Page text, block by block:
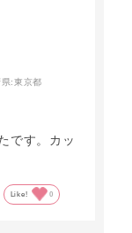
県:東京都
です。カッ
Like! 0